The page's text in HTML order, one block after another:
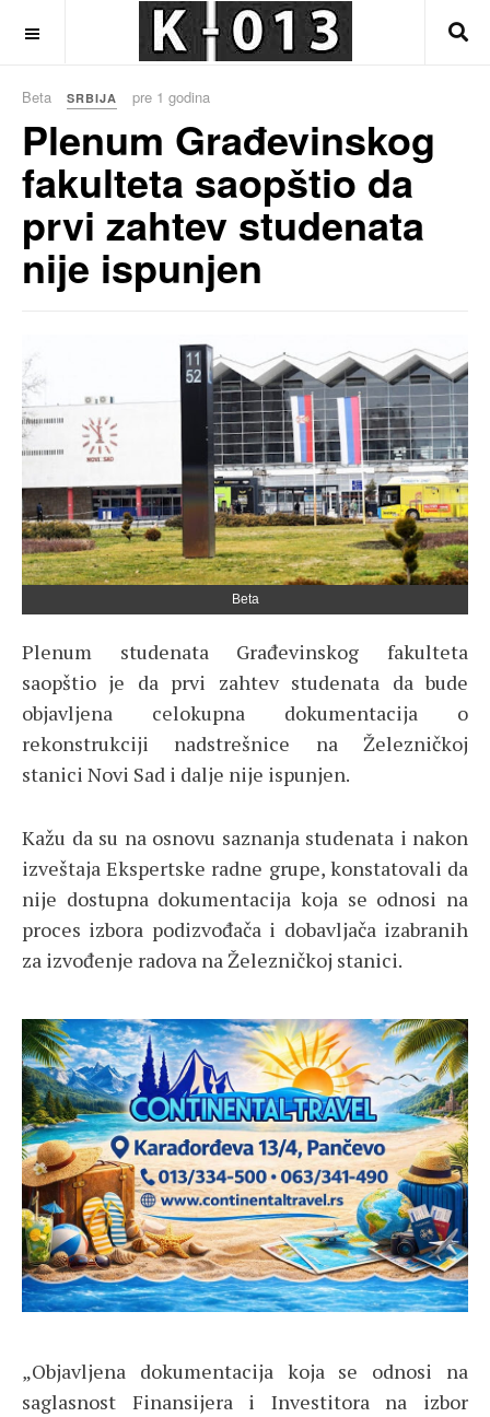
Beta SRBIJA pre 1 godina
Plenum Građevinskog
fakulteta saopštio da
prvi zahtev studenata
nije ispunjen
Beta
Plenum studenata Građevinskog fakulteta
saopštio je da prvi zahtev studenata da bude
objavljena celokupna dokumentacija o
rekonstrukciji nadstrešnice na Železničkoj
stanici Novi Sad i dalje nije ispunjen.
Kažu da su na osnovu saznanja studenata i nakon
izveštaja Ekspertske radne grupe, konstatovali da
nije dostupna dokumentacija koja se odnosi na
proces izbora podizvođača i dobavljača izabranih
za izvođenje radova na Železničkoj stanici.
„Objavljena dokumentacija koja se odnosi na
saglasnost Finansijera i Investitora na izbor